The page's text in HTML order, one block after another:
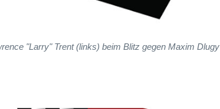
"Larry" Trent (links) beim Blitz gegen Maxim Dlugy